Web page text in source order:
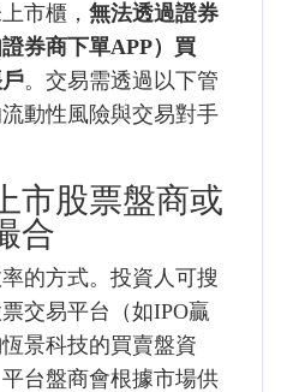
市櫃， 無法透過證券
券商下單APP）買
。交易需透過以下管
動性風險與交易對手
市股票盤商或
合
的方式。投資人可搜
交易平台（如IPO贏
景科技的買賣盤資
台盤商會根據市場供